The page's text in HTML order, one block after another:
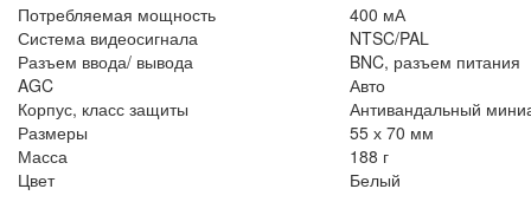
Потребляемая мощность
400 мА
Система видеосигнала
NTSC/PAL
Разъем ввода/ вывода
BNC, разъем питания
AGC
Авто
Корпус, класс защиты
Антивандальный
Размеры
55 х 70 мм
Масса
188 г
Цвет
Белый